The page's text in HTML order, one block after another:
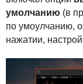
умолчанию (в
по умоулчанию,
нажатии,